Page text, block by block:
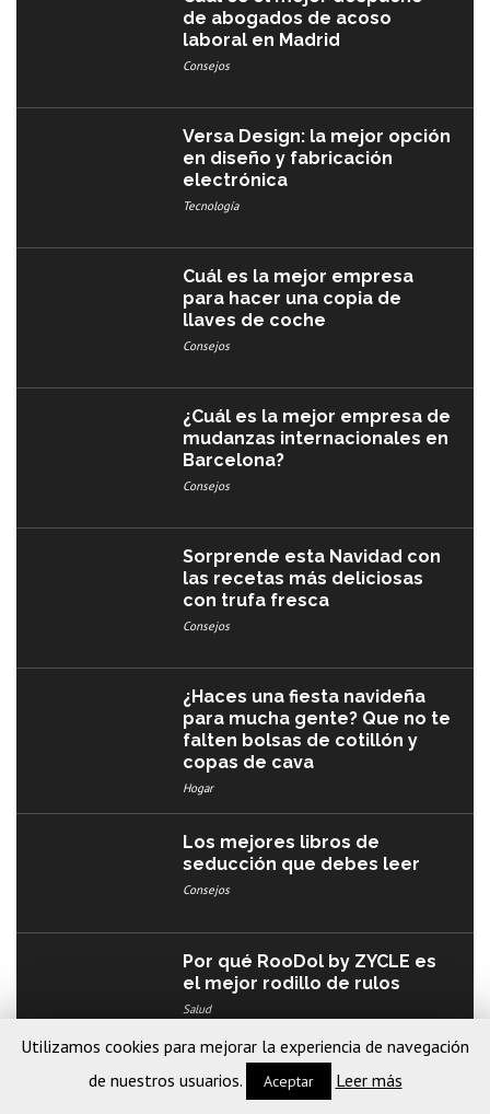
de abogados de acoso
laboral en Madrid
Consejos
Versa Design: la mejor opción
en diseño y fabricación
electrónica
Tecnología
Cuál es la mejor empresa
para hacer una copia de
llaves de coche
Consejos
¿Cuál es la mejor empresa de
mudanzas internacionales en
Barcelona?
Consejos
Sorprende esta Navidad con
las recetas más deliciosas
con trufa fresca
Consejos
¿Haces una fiesta navideña
para mucha gente? Que no te
falten bolsas de cotillón y
copas de cava
Hogar
Los mejores libros de
seducción que debes leer
Consejos
Por qué RooDol by ZYCLE es
el mejor rodillo de rulos
Salud
Las 8 mejores flores
amarillas para celebrar una
Utilizamos cookies para mejorar la experiencia de navegación
de nuestros usuarios.
Aceptar Leer más